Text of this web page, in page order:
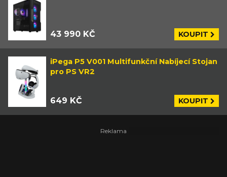
43 990 KČ KOUPIT
iPega P5 V001 Multifunkční Nabíjecí Stojan
pro PS VR2
649 KČ KOUPIT